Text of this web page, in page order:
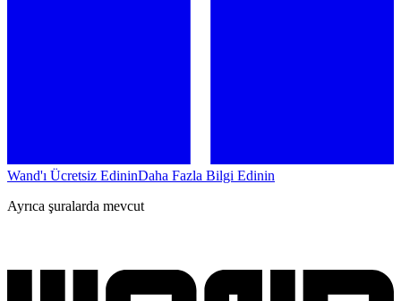
Wand'ı Ücretsiz EdininDaha Fazla Bilgi Edinin
Ayrıca şuralarda mevcut